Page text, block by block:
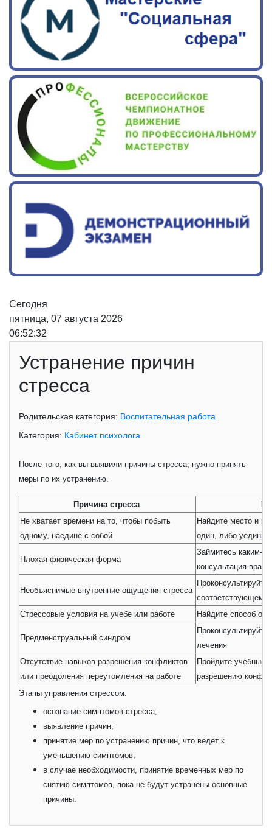
Сегодня
пятница, 07 августа 2026
06:52:32
Устранение причин
стресса
Родительская категория: Воспитательная работа
Категория: Кабинет психолога
После того, как вы выявили причины стресса, нужно принять
меры по их устранению.
Причина стресса
Не хватает времени на то, чтобы побыть
одному, наедине с собой
Найдите место и
один, либо
Плохая физическая форма
Займитесь каким-
консультация врача)
Необъяснимые внутренние ощущения стресса
соответствующему
Стрессовые условия на учебе или работе
Найдите способ
Предменструальный синдром
лечения
Отсутствие навыков разрешения конфликтов
или преодоления переутомления на работе
Пройдите учебные
разрешению
Этапы управления стрессом:
осознание симптомов стресса;
выявление причин;
принятие мер по устранению причин, что ведет к
уменьшению симптомов;
в случае необходимости, принятие временных мер по
снятию симптомов, пока не будут устранены основные
причины.